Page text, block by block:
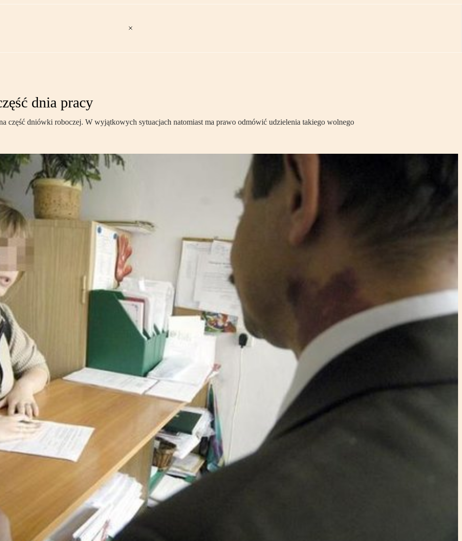
dnia pracy
część dniówki roboczej. W wyjątkowych sytuacjach natomiast ma prawo odmówić udzielenia takiego wolnego